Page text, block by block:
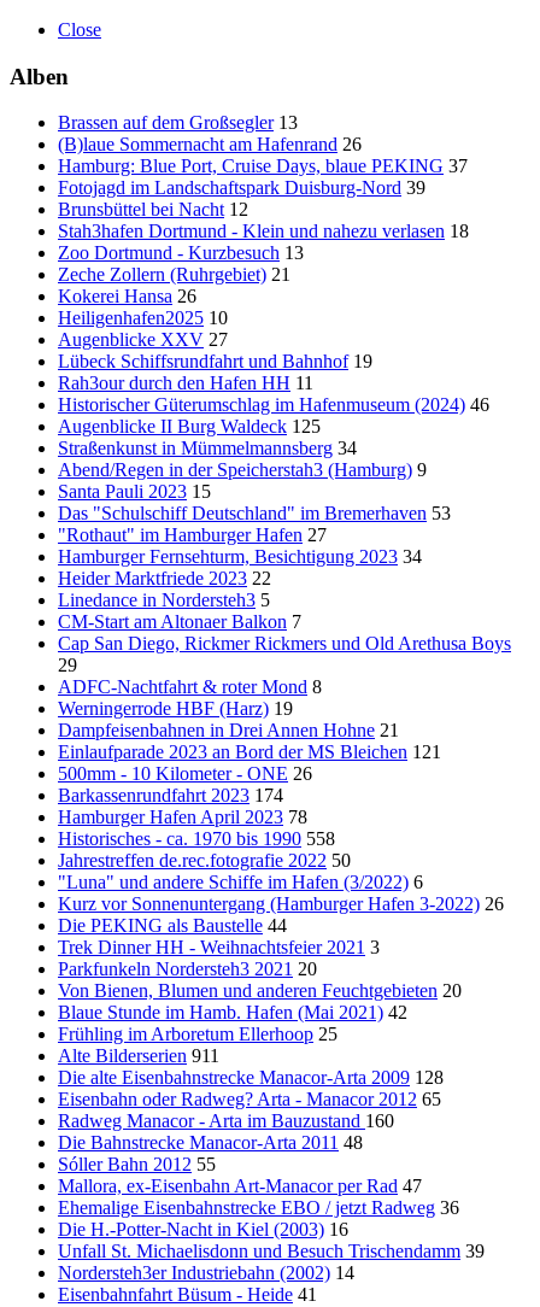
Close
Alben
Brassen auf dem Großsegler 13
(B)laue Sommernacht am Hafenrand 26
Hamburg: Blue Port, Cruise Days, blaue PEKING 37
Fotojagd im Landschaftspark Duisburg-Nord 39
Brunsbüttel bei Nacht 12
Stah3hafen Dortmund - Klein und nahezu verlasen 18
Zoo Dortmund - Kurzbesuch 13
Zeche Zollern (Ruhrgebiet) 21
Kokerei Hansa 26
Heiligenhafen2025 10
Augenblicke XXV 27
Lübeck Schiffsrundfahrt und Bahnhof 19
Rah3our durch den Hafen HH 11
Historischer Güterumschlag im Hafenmuseum (2024) 46
Augenblicke II Burg Waldeck 125
Straßenkunst in Mümmelmannsberg 34
Abend/Regen in der Speicherstah3 (Hamburg) 9
Santa Pauli 2023 15
Das "Schulschiff Deutschland" im Bremerhaven 53
"Rothaut" im Hamburger Hafen 27
Hamburger Fernsehturm, Besichtigung 2023 34
Heider Marktfriede 2023 22
Linedance in Nordersteh3 5
CM-Start am Altonaer Balkon 7
Cap San Diego, Rickmer Rickmers und Old Arethusa Boys
29
ADFC-Nachtfahrt & roter Mond 8
Werningerrode HBF (Harz) 19
Dampfeisenbahnen in Drei Annen Hohne 21
Einlaufparade 2023 an Bord der MS Bleichen 121
500mm - 10 Kilometer - ONE 26
Barkassenrundfahrt 2023 174
Hamburger Hafen April 2023 78
Historisches - ca. 1970 bis 1990 558
Jahrestreffen de.rec.fotografie 2022 50
"Luna" und andere Schiffe im Hafen (3/2022) 6
Kurz vor Sonnenuntergang (Hamburger Hafen 3-2022) 26
Die PEKING als Baustelle 44
Trek Dinner HH - Weihnachtsfeier 2021 3
Parkfunkeln Nordersteh3 2021 20
Von Bienen, Blumen und anderen Feuchtgebieten 20
Blaue Stunde im Hamb. Hafen (Mai 2021) 42
Frühling im Arboretum Ellerhoop 25
Alte Bilderserien 911
Die alte Eisenbahnstrecke Manacor-Arta 2009 128
Eisenbahn oder Radweg? Arta - Manacor 2012 65
Radweg Manacor - Arta im Bauzustand 160
Die Bahnstrecke Manacor-Arta 2011 48
Sóller Bahn 2012 55
Mallora, ex-Eisenbahn Art-Manacor per Rad 47
Ehemalige Eisenbahnstrecke EBO / jetzt Radweg 36
Die H.-Potter-Nacht in Kiel (2003) 16
Unfall St. Michaelisdonn und Besuch Trischendamm 39
Nordersteh3er Industriebahn (2002) 14
Eisenbahnfahrt Büsum - Heide 41